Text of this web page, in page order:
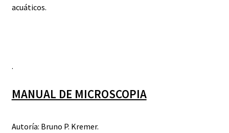
acuáticos.
.
MANUAL DE MICROSCOPIA
Autoría: Bruno P. Kremer.